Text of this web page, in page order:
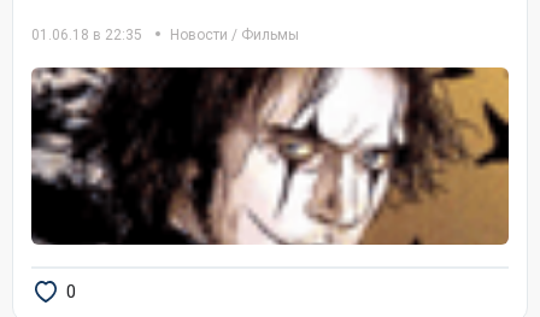
01.06.18 в 22:35 Новости / Фильмы
0